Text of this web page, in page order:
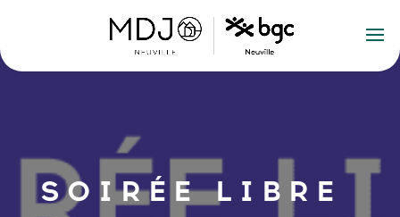
SOIRÉE LIBRE